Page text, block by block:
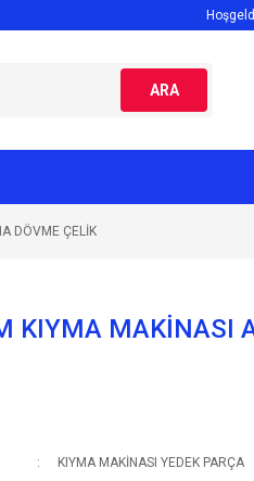
ARA
DÖVME ÇELİK
KIYMA MAKİNASI
KIYMA MAKİNASI YEDEK PARÇA